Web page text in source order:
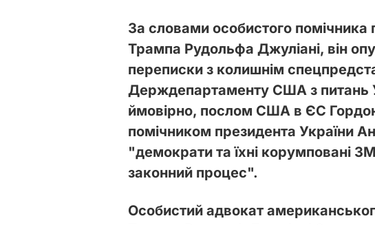
За словами особистого
Трампа Рудольфа Джуліані, він
переписки з колишнім
Держдепартаменту США з питань
ймовірно, послом США в ЄС
помічником президента України
"демократи та їхні корумповані
законний процес".
Особистий адвокат